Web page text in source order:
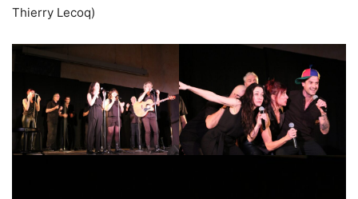
Thierry Lecoq)